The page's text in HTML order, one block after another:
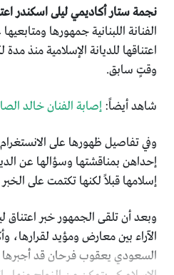
نجمة ستار أكاديمي ليلى اسكندر
الفنانة اللبنانية جمهورها
اعتناقها للديانة الإسلامية منذ
وقتٍ سابق.
شاهد أيضاً: إصابة الفنان خالد
وفي تفاصيل ظهورها على
إحداهن بمناقشتها وسؤالها عن
إسلامها قبلاً لكنها تكتمت على
وبعد أن تلقى الجمهور خبر اعتناق
الآراء بين معارض ومؤيد لقرارها،
السعودي يعقوب فرحان قد أجبرها